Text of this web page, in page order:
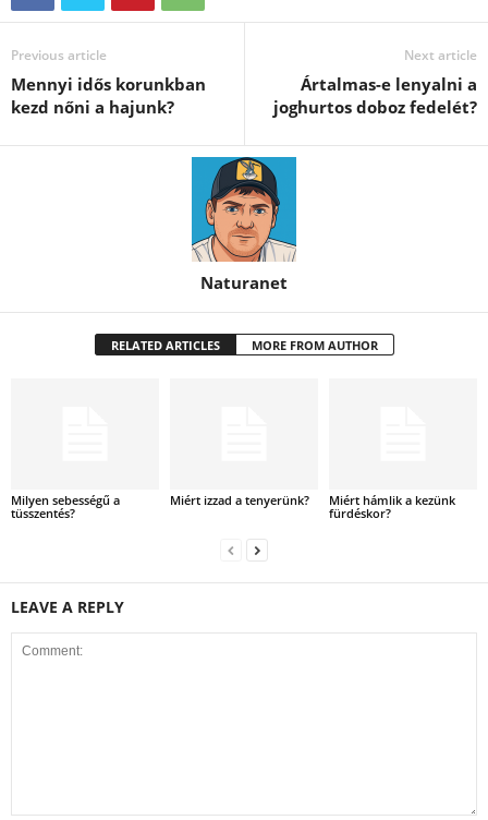
Previous article
Mennyi idős korunkban
kezd nőni a hajunk?
Next article
Ártalmas-e lenyalni a
joghurtos doboz fedelét?
Naturanet
RELATED ARTICLES MORE FROM AUTHOR
Milyen sebességű a
tüsszentés?
Miért izzad a tenyerünk?
Miért hámlik a kezünk
fürdéskor?
LEAVE A REPLY